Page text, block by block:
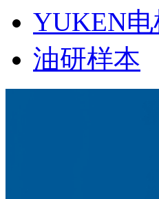
YUKEN电
油研样本